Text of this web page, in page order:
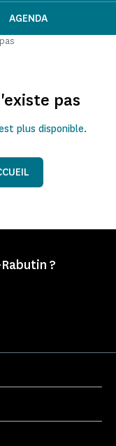
AGENDA
pas
plus disponible.
?